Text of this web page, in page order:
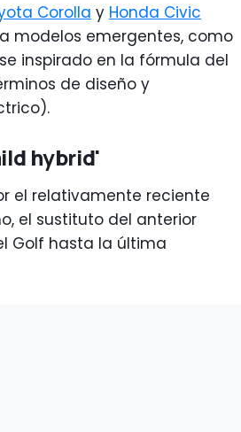
Corolla y Honda Civic
modelos emergentes, como
inspirado en la fórmula del
de diseño y
hybrid'
el relativamente reciente
el sustituto del anterior
Golf hasta la última